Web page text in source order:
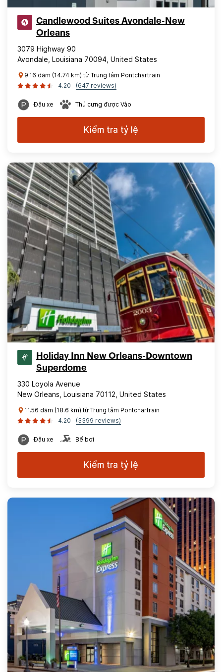
Candlewood Suites Avondale-New
Orleans
3079 Highway 90
Avondale, Louisiana 70094, United States
9.16 dặm (14.74 km) từ Trung tâm Pontchartrain
4.20
(647 reviews)
Đậu xe Thú cưng được Vào
Kiểm tra tỷ lệ
Holiday Inn New Orleans-Downtown
Superdome
330 Loyola Avenue
New Orleans, Louisiana 70112, United States
11.56 dặm (18.6 km) từ Trung tâm Pontchartrain
4.20
(3399 reviews)
Đậu xe Bể bơi
Kiểm tra tỷ lệ